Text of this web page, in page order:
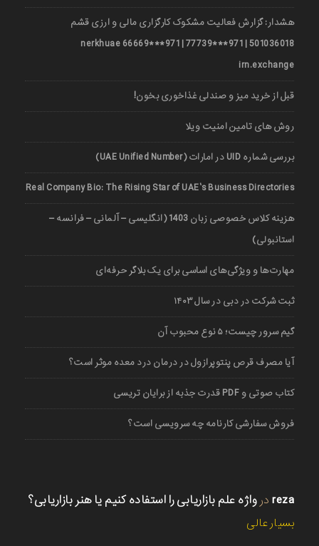
هشدار: گزارش فعالیت مشکوک کارگزاری مالی و ارزی قشم
501036018 | 971***77739 | 971***66669 nerkhuae
irn.exchange
قبل از خرید میز و صندلی غذاخوری بخون!
روش های تامین امنیت ویلا
بررسی شماره UID در امارات (UAE Unified Number)
Real Company Bio: The Rising Star of UAE’s Business Directories
هزینه کلاس خصوصی زبان 1403 (انگلیسی – آلمانی – فرانسه –
استانبولی)
مهارت‌ها و ویژگی‌های اساسی برای یک بلاگر حرفه‌ای
ثبت شرکت در دبی در سال ۱۴۰۳
گیم سرور چیست؛ ۵ نوع محبوب آن
آیا مصرف قرص پنتوپرازول در درمان درد معده موثر است؟
کتاب صوتی و PDF قدرت جذبه از برایان تریسی
فروش سفارشی کارنامه چه سرویسی است؟
reza در واژه علم بازاریابی را استفاده کنیم یا هنر بازاریابی؟
بسیار عالی